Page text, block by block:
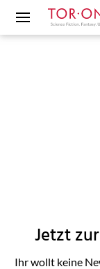
Jetzt
Ihr wollt keine